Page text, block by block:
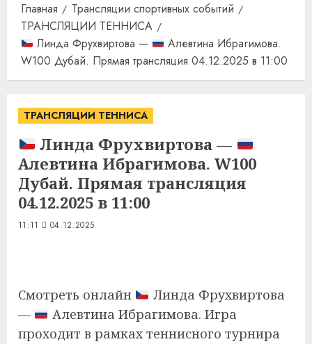
Главная
Трансляции спортивных событий
ТРАНСЛЯЦИИ ТЕННИСА
Линда Фрухвиртова —
Алевтина Ибрагимова.
W100 Дубай. Прямая трансляция 04.12.2025 в 11:00
ТРАНСЛЯЦИИ ТЕННИСА
Линда Фрухвиртова —
Алевтина Ибрагимова. W100
Дубай. Прямая трансляция
04.12.2025 в 11:00
11:11 04.12.2025
Смотреть онлайн
Линда Фрухвиртова
—
Алевтина Ибрагимова. Игра
проходит в рамках теннисного турнира